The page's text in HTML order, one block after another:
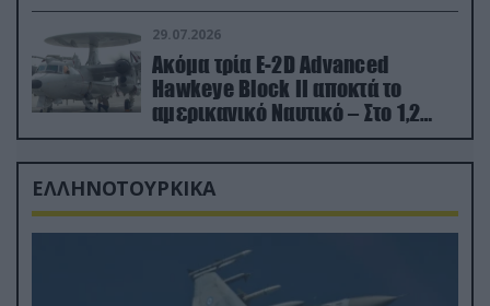
29.07.2026
Ακόμα τρία E-2D Advanced
Hawkeye Block II αποκτά το
αμερικανικό Ναυτικό – Στο 1,2
δισ.δολάρια το κόστος
ΕΛΛΗΝΟΤΟΥΡΚΙΚΑ